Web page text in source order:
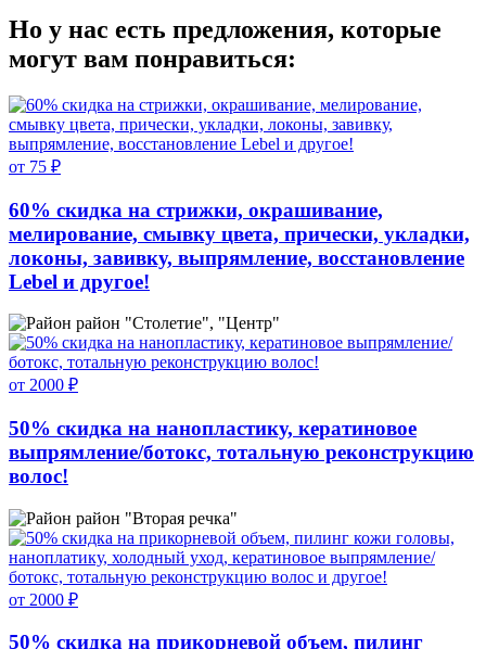
Но у нас есть предложения, которые
могут вам понравиться:
от 75 ₽
60% скидка на стрижки, окрашивание,
мелирование, смывку цвета, прически, укладки,
локоны, завивку, выпрямление, восстановление
Lebel и другое!
район "Столетие", "Центр"
от 2000 ₽
50% скидка на нанопластику, кератиновое
выпрямление/ботокс, тотальную реконструкцию
волос!
район "Вторая речка"
от 2000 ₽
50% скидка на прикорневой объем, пилинг